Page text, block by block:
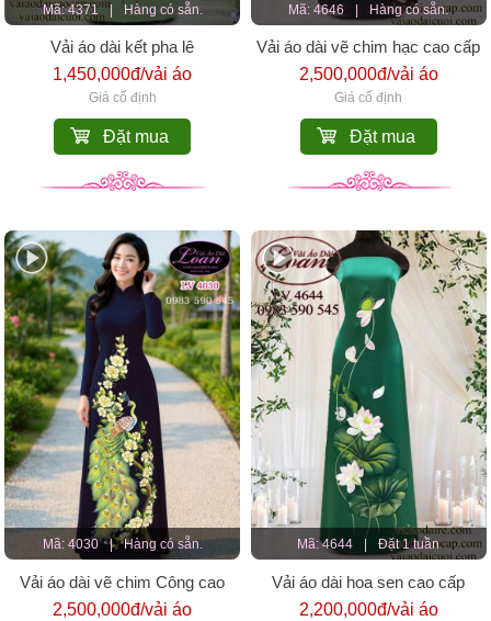
Mã: 4371 | Hàng có sẵn.
Vải áo dài kết pha lê
1,450,000đ/vải áo
Giá cố định
Đặt mua
Mã: 4646 | Hàng có sẵn.
Vải áo dài vẽ chim hạc cao cấp
2,500,000đ/vải áo
Giá cố định
Đặt mua
Mã: 4030 | Hàng có sẵn.
Vải áo dài vẽ chim Công cao
cấp
2,500,000đ/vải áo
Mã: 4644 Đặt 1 tuần
Vải áo dài hoa sen cao cấp
2,200,000đ/vải áo